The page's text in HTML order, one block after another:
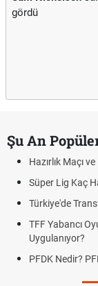
gördü
Şu An
Hazırlık Maçı
Süper Lig Kaç
Türkiye'de
TFF Yabancı
Uygulanıyor?
PFDK Nedir?